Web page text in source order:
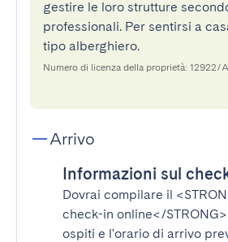
gestire le loro strutture
professionali. Per sentirsi a
tipo alberghiero.
Numero di licenza della proprietà: 12922/
Arrivo
Informazioni sul
Dovrai compilare il
check-in online</STRONG>
ospiti e l'orario di arrivo